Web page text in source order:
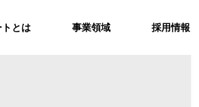
トとは 事業領域 採用情報